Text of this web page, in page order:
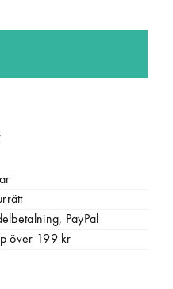
PayPal
över 199 kr